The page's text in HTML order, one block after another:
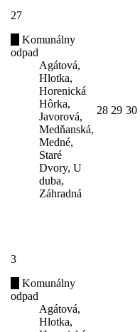
27
Komunálny
odpad
Agátová,
Hlotka,
Horenická
Hôrka,
Javorová,
Medňanská,
Medné,
Staré
Dvory, U
duba,
Záhradná
28 29 30
3
Komunálny
odpad
Agátová,
Hlotka,